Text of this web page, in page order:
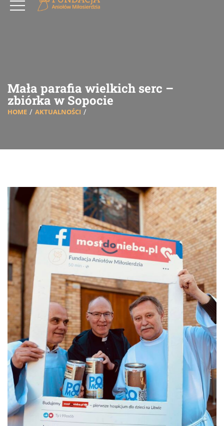
Mała parafia wielkich serc –
zbiórka w Sopocie
HOME AKTUALNOŚCI